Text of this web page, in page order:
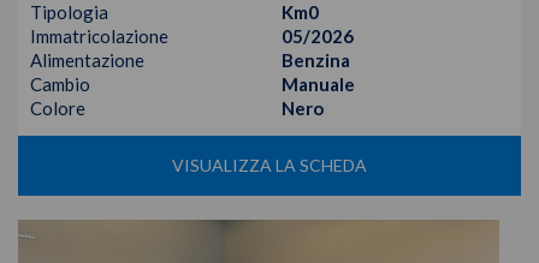
Tipologia
Km0
Immatricolazione
05/2026
Alimentazione
Benzina
Cambio
Manuale
Colore
Nero
VISUALIZZA LA SCHEDA